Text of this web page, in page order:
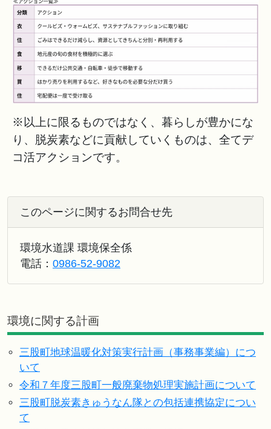
※以上に限るものではなく、暮らしが豊かにな
り、脱炭素などに貢献していくものは、全てデ
コ活アクションです。
このページに関するお問合せ先
環境水道課 環境保全係
電話： 0986-52-9082
環境に関する計画
三股町地球温暖化対策実行計画（事務事業編）につ
いて
令和７年度三股町一般廃棄物処理実施計画について
三股町脱炭素きゅうなん隊との包括連携協定につい
て